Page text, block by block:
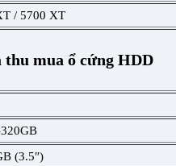
/ 5700 XT
thu mua ổ cứng HDD
(3.5″)